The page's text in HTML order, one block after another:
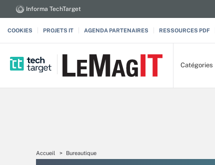
Informa TechTarget
COOKIES PROJETS IT AGENDA PARTENAIRES RESSOURCES PDF
Catégories
Accueil Bureautique